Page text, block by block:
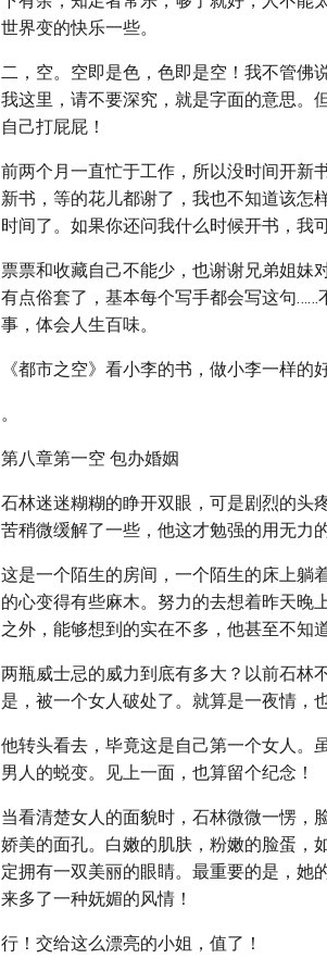
世界变的快乐一些。
二，空。空即是色，色即是空！我不管佛
我这里，请不要深究，就是字面的意思。
自己打屁屁！
前两个月一直忙于工作，所以没时间开新
新书，等的花儿都谢了，我也不知道该怎
时间了。如果你还问我什么时候开书，我
票票和收藏自己不能少，也谢谢兄弟姐妹
有点俗套了，基本每个写手都会写这句
事，体会人生百味。
《都市之空》看小李的书，做小李一样的
。
第八章第一空 包办婚姻
石林迷迷糊糊的睁开双眼，可是剧烈的头
苦稍微缓解了一些，他这才勉强的用无力
这是一个陌生的房间，一个陌生的床上躺
的心变得有些麻木。努力的去想着昨天晚
之外，能够想到的实在不多，他甚至不知
两瓶威士忌的威力到底有多大？以前石林
是，被一个女人破处了。就算是一夜情，
他转头看去，毕竟这是自己第一个女人。
男人的蜕变。见上一面，也算留个纪念！
当看清楚女人的面貌时，石林微微一愣，
娇美的面孔。白嫩的肌肤，粉嫩的脸蛋，
定拥有一双美丽的眼睛。最重要的是，她
来多了一种妩媚的风情！
行！交给这么漂亮的小姐，值了！